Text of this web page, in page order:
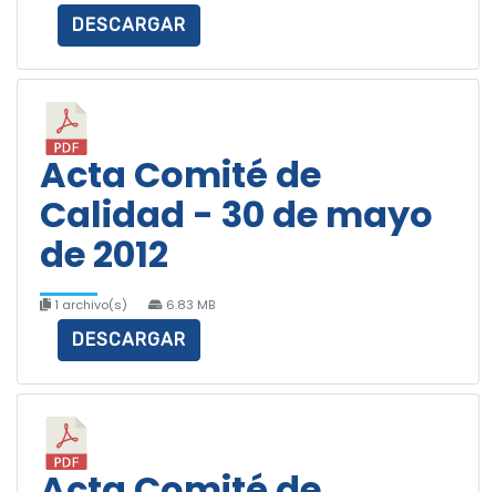
DESCARGAR
Acta Comité de
Calidad - 30 de mayo
de 2012
1 archivo(s) 6.83 MB
DESCARGAR